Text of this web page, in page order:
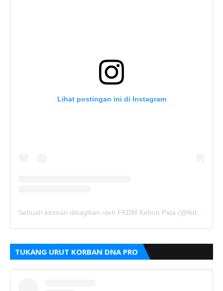
Lihat postingan ini di Instagram
Sebuah kiriman dibagikan oleh FKDM Kebon Pala (@fkdm_kebonpala)
TUKANG URUT KORBAN DNA PRO